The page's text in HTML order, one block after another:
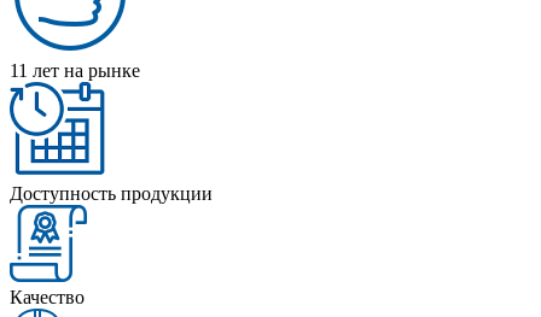
11 лет на рынке
Доступность продукции
Качество